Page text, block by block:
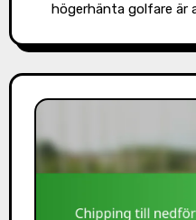
högerhänta golfare är